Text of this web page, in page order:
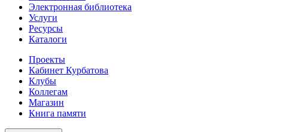
Электронная библиотека
Услуги
Ресурсы
Каталоги
Проекты
Кабинет Курбатова
Клубы
Коллегам
Магазин
Книга памяти